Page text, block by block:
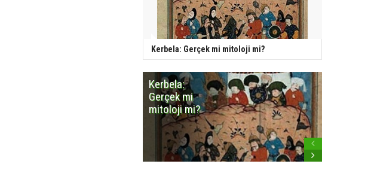
Kerbela: Gerçek mi mitoloji mi?
Kerbela:
Gerçek mi
mitoloji mi?